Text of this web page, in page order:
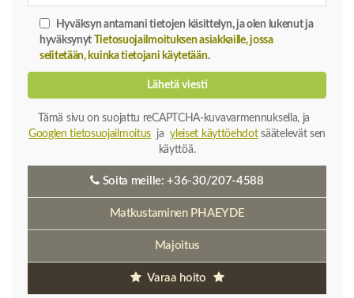
Hyväksyn antamani tietojen käsittelyn, ja olen lukenut ja
hyväksynyt
Tietosuojailmoituksen asiakkaille, jossa
selitetään, kuinka tietojani käytetään.
Lähetä viesti
Tämä sivu on suojattu reCAPTCHA-kuvavarmennuksella, ja
Googlen tietosuojailmoitus jayleiset käyttöehdotsäätelevät sen
käyttöä.
Soita meille:+36-30/207-4588
Matkustaminen PHAEYDE
Majoitus
Varaa hoito